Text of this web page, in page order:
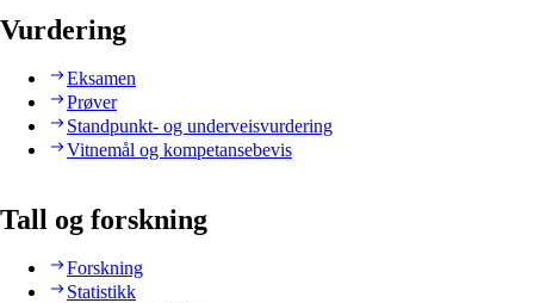
Vurdering
Eksamen
Prøver
Standpunkt- og underveisvurdering
Vitnemål og kompetansebevis
Tall og forskning
Forskning
Statistikk